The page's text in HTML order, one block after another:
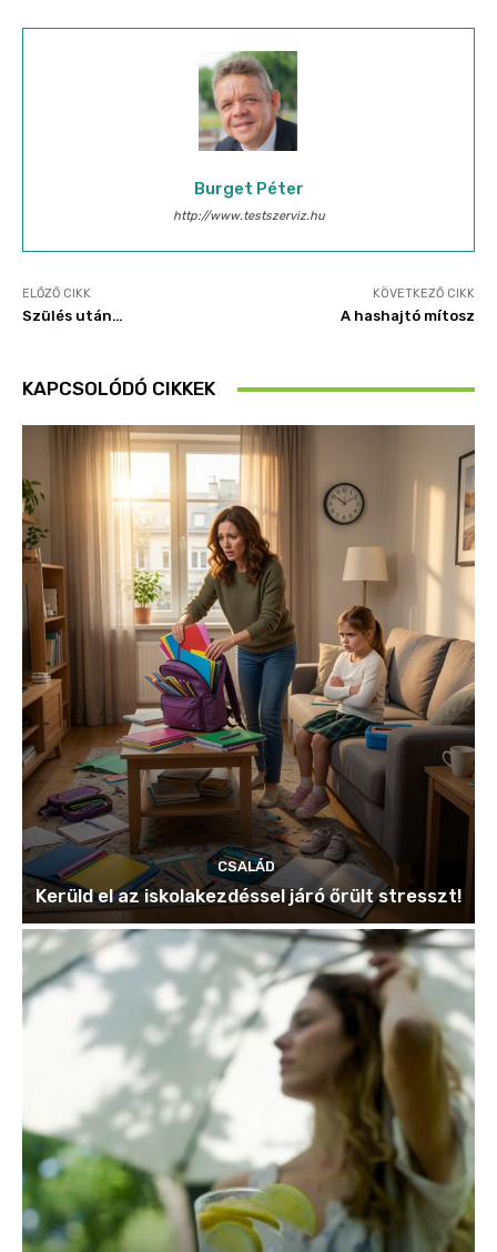
Burget Péter
http://www.testszerviz.hu
ELŐZŐ CIKK
Szülés után…
KÖVETKEZŐ CIKK
A hashajtó mítosz
KAPCSOLÓDÓ CIKKEK
CSALÁD
Kerüld el az iskolakezdéssel járó őrült stresszt!